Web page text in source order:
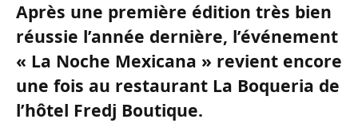
Après une première édition très bien
réussie l’année dernière, l’événement
« La Noche Mexicana » revient encore
une fois au restaurant La Boqueria de
l’hôtel Fredj Boutique.